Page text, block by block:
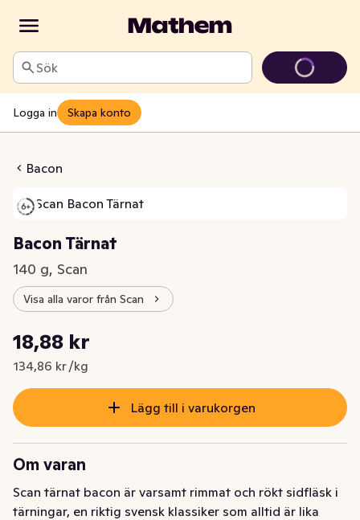
Sök
Logga in Skapa konto
Bacon
Tärnat
Bacon Tärnat
140 g, Scan
Visa alla varor från Scan
Nuvarande pris är: 18,88 kr
18,88 kr
134,86 kr /kg
Styckpris: 134,86 kr /kg
Lägg till i varukorgen
Om varan
Scan tärnat bacon är varsamt rimmat och rökt sidfläsk i
tärningar, en riktig svensk klassiker som alltid är lika